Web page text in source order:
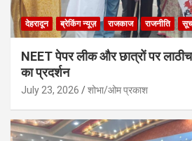
देहरादून ब्रेकिंग न्यूज़ राजकाज राजनीति
NEET पेपर लीक और छात्रों पर
का प्रदर्शन
July 23, 2026 शोभा/ओम प्रकाश